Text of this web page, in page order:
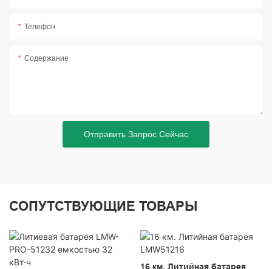
Телефон
Содержание
Отправить Запрос Сейчас
СОПУТСТВУЮЩИЕ ТОВАРЫ
16 км. Литийная батарея